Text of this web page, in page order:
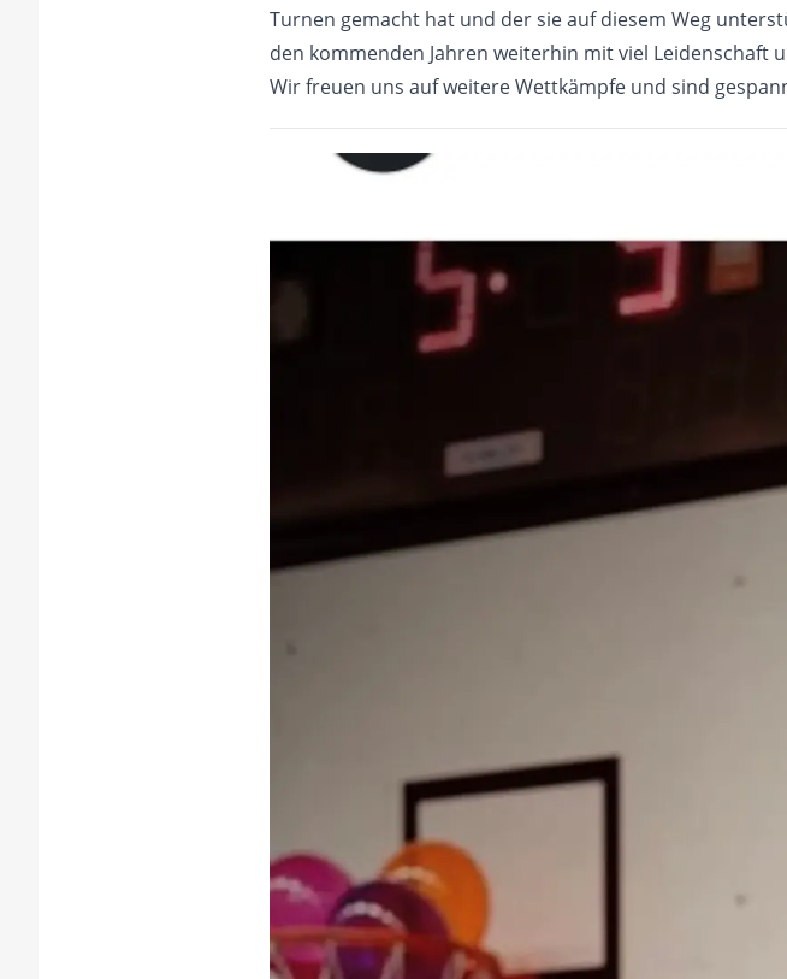
Turnen gemacht hat und der sie auf diesem Weg
den kommenden Jahren weiterhin mit viel Leidenschaft
Wir freuen uns auf weitere Wettkämpfe und sind